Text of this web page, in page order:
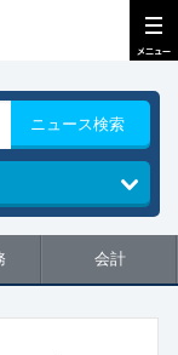
ニュース検索
会計